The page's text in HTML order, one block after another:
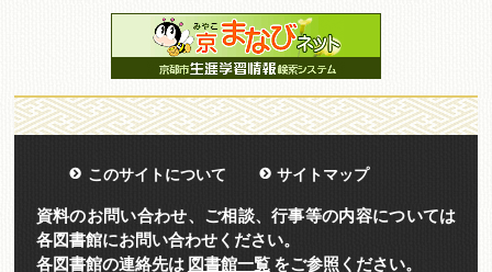
このサイトについて サイトマップ
資料のお問い合わせ、ご相談、行事等の内容については
各図書館にお問い合わせください。
各図書館の連絡先は 図書館一覧をご参照ください。